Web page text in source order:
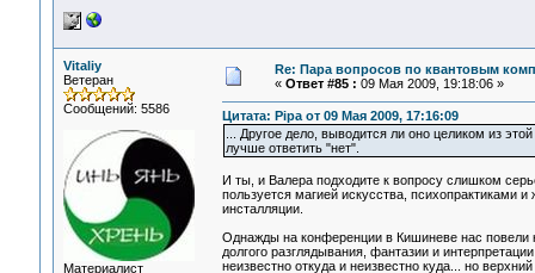
Vitaliy
Ветеран
Сообщений: 5586
Материалист
Re: Пара вопросов по квантовым
« Ответ #85 : 09 Мая 2009, 19:18:06 »
Цитата: Pipa от 09 Мая 2009, 17:16:09
... Другое дело, выводится ли оно целиком из
лучше ответить "нет".
И ты, и Валера подходите к вопросу слишком
пользуется магией искусства, психопрактиками
инсталляции.
Однажды на конференции в Кишиневе нас повели
долгого разглядывания, фантазии и
неизвестно откуда и неизвестно куда... но